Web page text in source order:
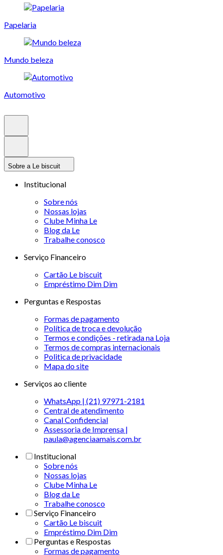
Papelaria
Mundo beleza
Automotivo
Sobre a Le biscuit
Institucional
Sobre nós
Nossas lojas
Clube Minha Le
Blog da Le
Trabalhe conosco
Serviço Financeiro
Cartão Le biscuit
Empréstimo Dim Dim
Perguntas e Respostas
Formas de pagamento
Política de troca e devolução
Termos e condições - retirada na Loja
Termos de compras internacionais
Politica de privacidade
Mapa do site
Serviços ao cliente
WhatsApp | (21) 97971-2181
Central de atendimento
Canal Confidencial
Assessoria de Imprensa |
paula@agenciaamais.com.br
Institucional
Sobre nós
Nossas lojas
Clube Minha Le
Blog da Le
Trabalhe conosco
Serviço Financeiro
Cartão Le biscuit
Empréstimo Dim Dim
Perguntas e Respostas
Formas de pagamento